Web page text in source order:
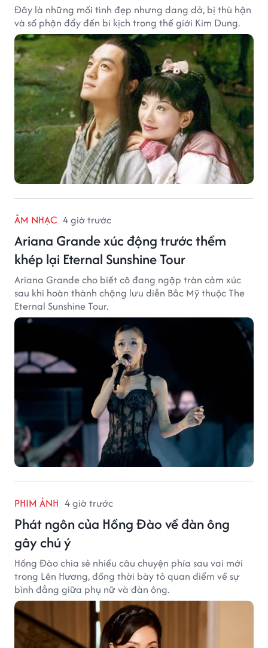
Đây là những mối tình đẹp nhưng dang dở, bị thù hận
và số phận đẩy đến bi kịch trong thế giới Kim Dung.
ÂM NHẠC 4 giờ trước
Ariana Grande xúc động trước thềm
khép lại Eternal Sunshine Tour
Ariana Grande cho biết cô đang ngập tràn cảm xúc
sau khi hoàn thành chặng lưu diễn Bắc Mỹ thuộc The
Eternal Sunshine Tour.
PHIM ẢNH 4 giờ trước
Phát ngôn của Hồng Đào về đàn ông
gây chú ý
Hồng Đào chia sẻ nhiều câu chuyện phía sau vai mới
trong Lên Hương, đồng thời bày tỏ quan điểm về sự
bình đẳng giữa phụ nữ và đàn ông.